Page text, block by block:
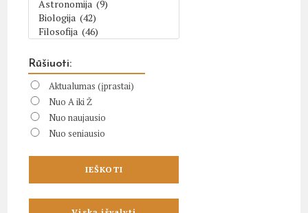
Rūšiuoti:
Aktualumas (įprastai)
Nuo A iki Ž
Nuo naujausio
Nuo seniausio